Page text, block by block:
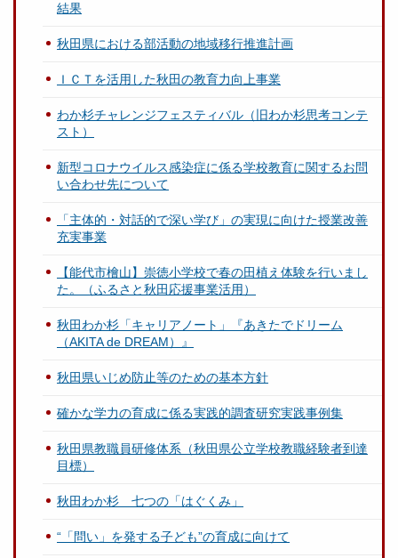
結果
秋田県における部活動の地域移行推進計画
ＩＣＴを活用した秋田の教育力向上事業
わか杉チャレンジフェスティバル（旧わか杉思考コンテ
スト）
新型コロナウイルス感染症に係る学校教育に関するお問
い合わせ先について
「主体的・対話的で深い学び」の実現に向けた授業改善
充実事業
【能代市檜山】崇徳小学校で春の田植え体験を行いまし
た。（ふるさと秋田応援事業活用）
秋田わか杉「キャリアノート」『あきたでドリーム
（AKITA de DREAM）』
秋田県いじめ防止等のための基本方針
確かな学力の育成に係る実践的調査研究実践事例集
秋田県教職員研修体系（秋田県公立学校教職経験者到達
目標）
秋田わか杉 七つの「はぐくみ」
“「問い」を発する子ども”の育成に向けて